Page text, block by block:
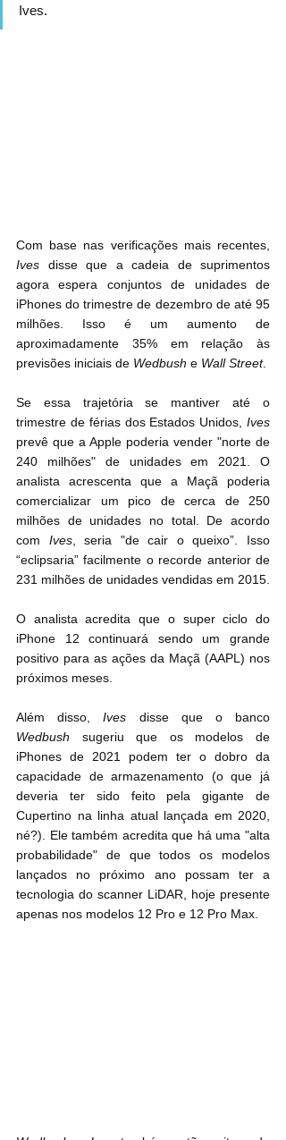
Ives.
Ives disse que a cadeia de suprimentos
agora espera conjuntos de unidades de
iPhones do trimestre de dezembro de até 95
milhões. Isso é um aumento de
aproximadamente 35% em relação às
previsões iniciais de Wedbush e Wall Street.
Se essa trajetória se mantiver até o
trimestre de férias dos Estados Unidos, Ives
prevê que a Apple poderia vender "norte de
240 milhões" de unidades em 2021. O
analista acrescenta que a Maçã poderia
comercializar um pico de cerca de 250
milhões de unidades no total. De acordo
com Ives, seria "de cair o queixo”. Isso
“eclipsaria” facilmente o recorde anterior de
231 milhões de unidades vendidas em 2015.
O analista acredita que o super ciclo do
iPhone 12 continuará sendo um grande
positivo para as ações da Maçã (AAPL) nos
próximos meses.
Além disso, Ives
Wedbush sugeriu que os modelos de
iPhones de 2021 podem ter o dobro da
capacidade de armazenamento (o que já
deveria ter sido feito pela gigante de
Cupertino na linha atual lançada em 2020,
né?). Ele também acredita que há uma "alta
probabilidade" de que todos os modelos
lançados no próximo ano possam ter a
tecnologia do scanner LiDAR, hoje presente
apenas nos modelos 12 Pro e 12 Pro Max.